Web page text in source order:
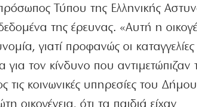
Τύπου της Ελληνικής
της έρευνας. «Αυτή η
γιατί προφανώς οι καταγγελίες
για τον κίνδυνο που αντιμετώπιζαν
τις κοινωνικές υπηρεσίες του